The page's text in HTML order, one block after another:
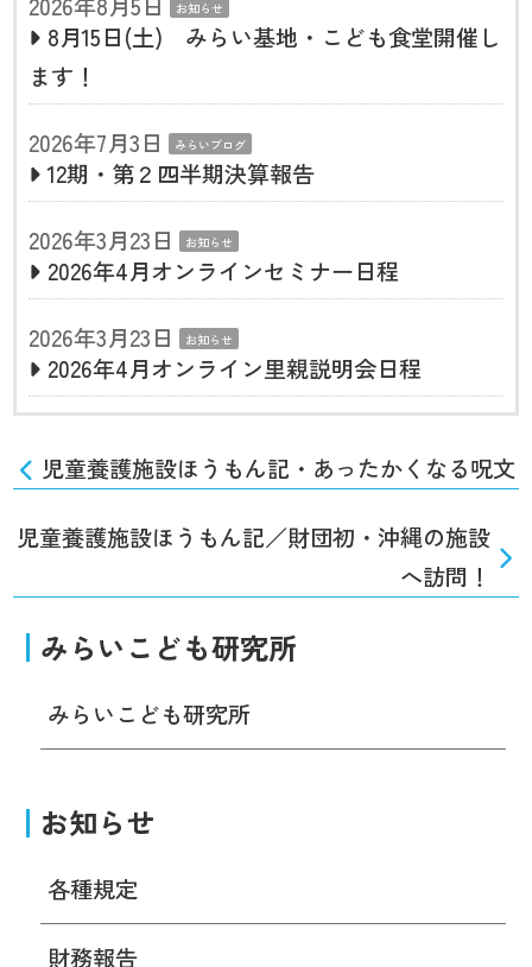
お知らせ
8月15日(土) みらい基地・こども食堂開催し
ます！
2026年7月3日
みらいブログ
12期・第２四半期決算報告
2026年3月23日
お知らせ
2026年4月オンラインセミナー日程
2026年3月23日
お知らせ
2026年4月オンライン里親説明会日程
児童養護施設ほうもん記・あったかくなる呪文
児童養護施設ほうもん記／財団初・沖縄の施設
へ訪問！
みらいこども研究所
みらいこども研究所
お知らせ
各種規定
財務報告